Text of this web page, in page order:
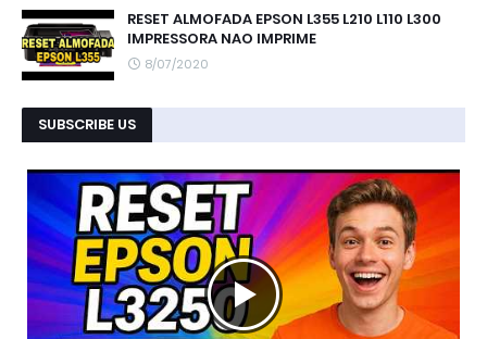
RESET ALMOFADA EPSON L355 L210 L110 L300
IMPRESSORA NAO IMPRIME
8/07/2020
SUBSCRIBE US